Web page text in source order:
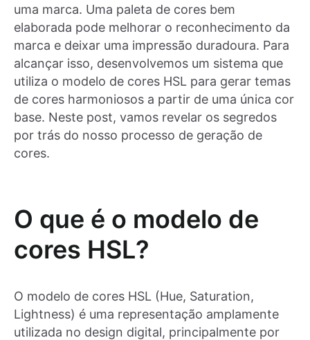
uma marca. Uma paleta de cores bem
elaborada pode melhorar o reconhecimento da
marca e deixar uma impressão duradoura. Para
alcançar isso, desenvolvemos um sistema que
utiliza o modelo de cores HSL para gerar temas
de cores harmoniosos a partir de uma única cor
base. Neste post, vamos revelar os segredos
por trás do nosso processo de geração de
cores.
O que é o modelo de
cores HSL?
O modelo de cores HSL (Hue, Saturation,
Lightness) é uma representação amplamente
utilizada no design digital, principalmente por